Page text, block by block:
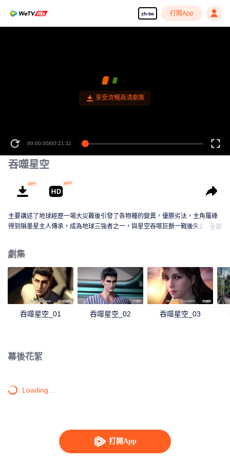
zh-tw 打開App
打開App
享受流暢高清劇集
00:00:00/00:21:11
吞噬星空
主要講述了地球經歷一場大災難後引發了各物種的變異，優勝劣汰，主角羅峰
得到隕墨星主人傳承，成為地球三強者之一，與星空吞噬巨獸一戰後失去肉全部
劇集
吞噬星空_01 吞噬星空_02 吞噬星空_03
幕後花絮
Loading…